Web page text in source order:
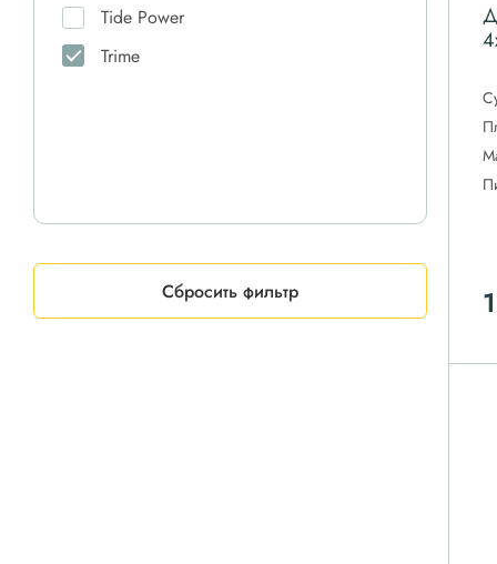
Tide Power
Trime
Сбросить фильтр